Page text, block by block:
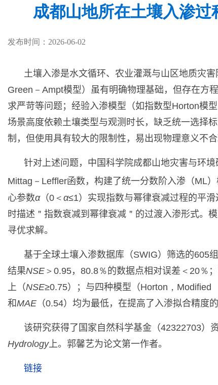
成都山地所在土壤入渗
发布时间：2026-06-02
土壤入渗是水文循环、农业灌溉与山区地质灾
Green－Ampt模型）虽有明确物理基础，但存在方
求严苛等问题；经验入渗模型（如指数型Horton模
场景高度依赖土壤类型与观测时长，缺乏统一选择
制，但使用具有较大的限制性， 易出现物理意义不
针对上述问题，中国科学院成都山地灾害与环
Mittag－Leffler函数，构建了统一分数阶入渗（ML）
心参数α（0＜ α≤1）实现指数与幂律衰减过程的平滑
时描述 ＂ 指数衰减到幂律衰减 ＂ 的过渡入渗形式。
寻优求解。
基于全球土壤入渗数据库（SWIG） 筛选的605
结果NSE ＞0.95， 80.8％ 的数据点相对误差 ＜20％
上（NSE≥0.75）；与四种模型 （Horton，Modified
和MAE （0.54）均为最低， 在提高了入渗拟合精度
该研究获得了国家自然科学基金（42322703）
Hydrology上。 郭馨艺为论文第一作者。
链接